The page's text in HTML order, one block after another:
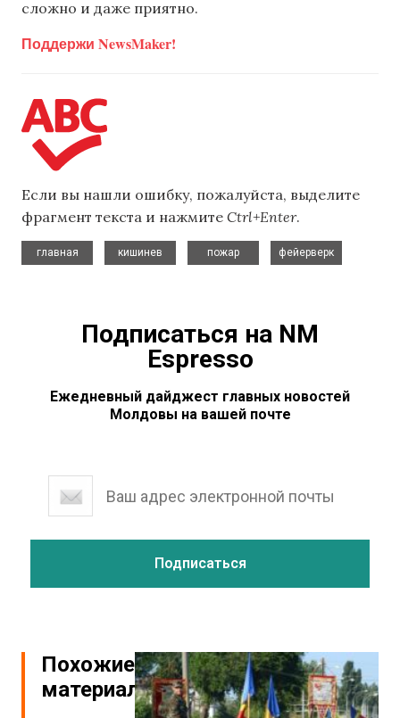
сложно и даже приятно.
Поддержи NewsMaker!
Если вы нашли ошибку, пожалуйста, выделите
фрагмент текста и нажмите Ctrl+Enter.
главная
кишинев
пожар
фейерверк
Подписаться на NM
Espresso
Ежедневный дайджест главных новостей
Молдовы на вашей почте
Похожие
материалы